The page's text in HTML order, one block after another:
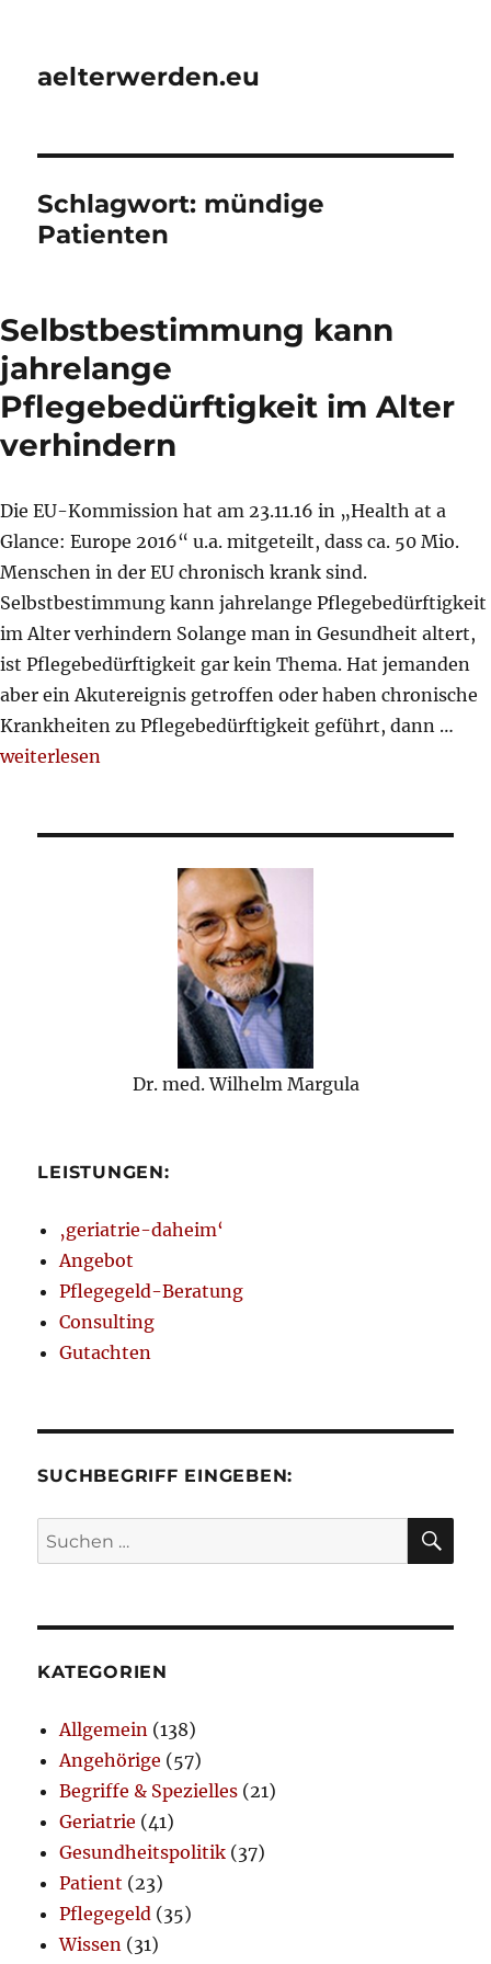
aelterwerden.eu
Schlagwort: mündige
Patienten
Selbstbestimmung kann
jahrelange
Pflegebedürftigkeit im Alter
verhindern
Die EU-Kommission hat am 23.11.16 in „Health at a
Glance: Europe 2016“ u.a. mitgeteilt, dass ca. 50 Mio.
Menschen in der EU chronisch krank sind.
Selbstbestimmung kann jahrelange Pflegebedürftigkeit
im Alter verhindern Solange man in Gesundheit altert,
ist Pflegebedürftigkeit gar kein Thema. Hat jemanden
aber ein Akutereignis getroffen oder haben chronische
Krankheiten zu Pflegebedürftigkeit geführt, dann …
„Selbstbestimmung kann jahrelange
weiterlesen
Dr. med. Wilhelm Margula
LEISTUNGEN:
‚geriatrie-daheim‘
Angebot
Pflegegeld-Beratung
Consulting
Gutachten
SUCHBEGRIFF EINGEBEN:
Suchen
nach:
KATEGORIEN
Allgemein (138)
Angehörige (57)
Begriffe & Spezielles (21)
Geriatrie (41)
Gesundheitspolitik (37)
Patient (23)
Pflegegeld (35)
Wissen (31)